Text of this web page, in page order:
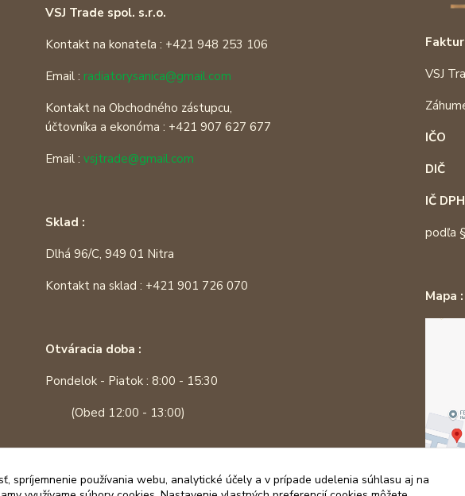
VSJ Trade spol. s.r.o.
Kontakt na konateľa : +421 948 253 106
Email : radiatorysanica@gmail.com
Kontakt na Obchodného zástupcu,
účtovníka a ekonóma : +421 907 627 677
Email :vsjtrade@gmail.com
Sklad :
Dlhá 96/C, 949 01 Nitra
Kontakt na sklad : +421 901 726 070
Otváracia doba :
Pondelok - Piatok : 8:00 - 15:30
(Obed 12:00 - 13:00)
VSJ
IČ
podľa
Mapa :
spríjemnenie používania webu, analytické účely a v prípade udelenia súhlasu aj na